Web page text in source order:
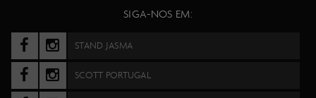
SIGA-NOS EM:
STAND JASMA
SCOTT PORTUGAL